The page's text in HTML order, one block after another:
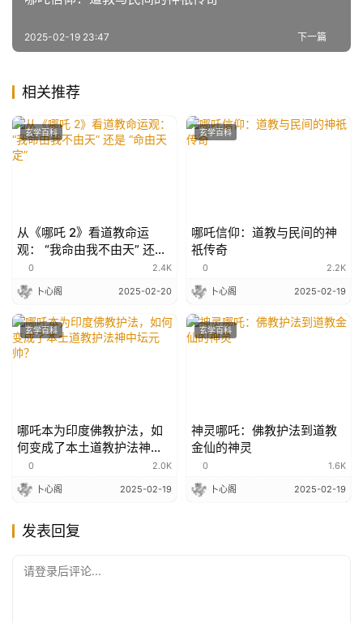
下一篇
2025-02-19 23:47
相关推荐
玄学百科
从《哪吒 2》看道教命运
观： “我命由我不由天” 还是
“命由天定”
0 2.4K
卜心阁 2025-02-20
玄学百科
哪吒信仰：道教与民间的神
祇传奇
0 2.2K
卜心阁 2025-02-19
玄学百科
哪吒本为印度佛教护法，如
何变成了本土道教护法神中
坛元帅？
0 2.0K
卜心阁 2025-02-19
玄学百科
神灵哪吒：佛教护法到道教
金仙的神灵
0 1.6K
卜心阁 2025-02-19
发表回复
请登录后评论...